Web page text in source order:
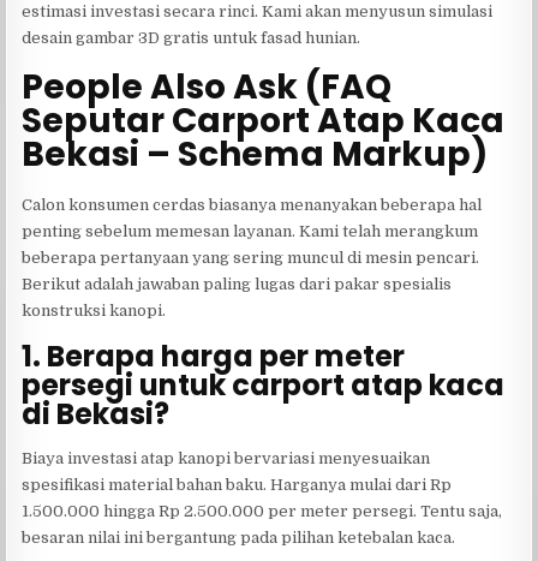
estimasi investasi secara rinci. Kami akan menyusun simulasi
desain gambar 3D gratis untuk fasad hunian.
People Also Ask (FAQ
Seputar Carport Atap Kaca
Bekasi – Schema Markup)
Calon konsumen cerdas biasanya menanyakan beberapa hal
penting sebelum memesan layanan. Kami telah merangkum
beberapa pertanyaan yang sering muncul di mesin pencari.
Berikut adalah jawaban paling lugas dari pakar spesialis
konstruksi kanopi.
1. Berapa harga per meter
persegi untuk carport atap kaca
di Bekasi?
Biaya investasi atap kanopi bervariasi menyesuaikan
spesifikasi material bahan baku. Harganya mulai dari Rp
1.500.000 hingga Rp 2.500.000 per meter persegi. Tentu saja,
besaran nilai ini bergantung pada pilihan ketebalan kaca.